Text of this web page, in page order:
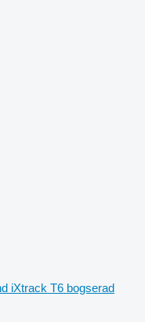
iXtrack T6 bogserad